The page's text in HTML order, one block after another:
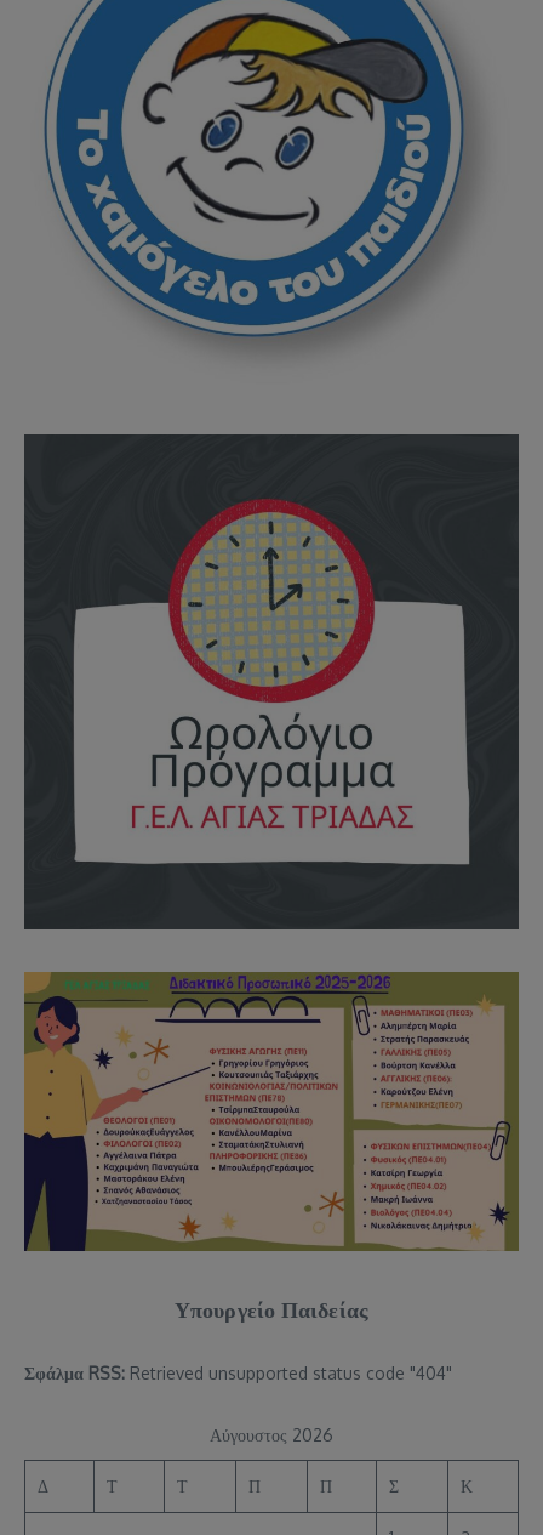
Υπουργείο Παιδείας
Σφάλμα RSS: Retrieved unsupported status code "404"
Αύγουστος 2026
Δ Τ Τ Π Π Σ Κ